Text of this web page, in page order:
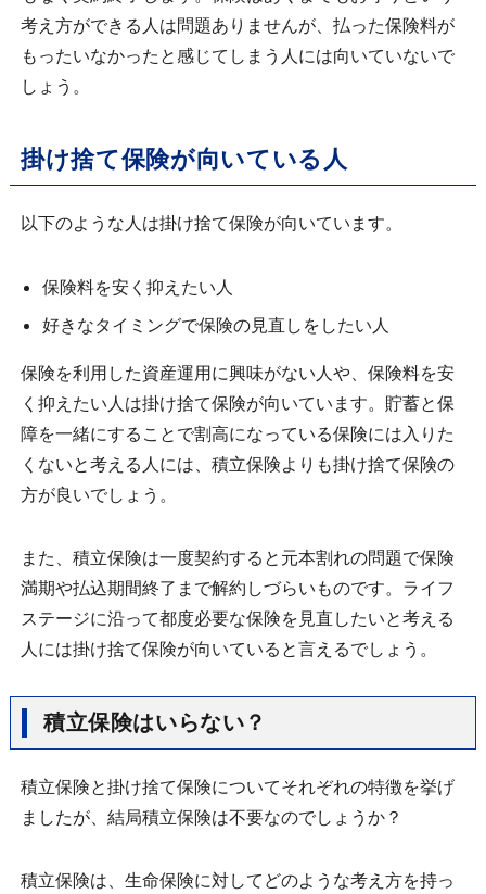
考え方ができる人は問題ありませんが、払った保険料が
もったいなかったと感じてしまう人には向いていないで
しょう。
掛け捨て保険が向いている人
以下のような人は掛け捨て保険が向いています。
保険料を安く抑えたい人
好きなタイミングで保険の見直しをしたい人
保険を利用した資産運用に興味がない人や、保険料を安
く抑えたい人は掛け捨て保険が向いています。貯蓄と保
障を一緒にすることで割高になっている保険には入りた
くないと考える人には、積立保険よりも掛け捨て保険の
方が良いでしょう。
また、積立保険は一度契約すると元本割れの問題で保険
満期や払込期間終了まで解約しづらいものです。ライフ
ステージに沿って都度必要な保険を見直したいと考える
人には掛け捨て保険が向いていると言えるでしょう。
積立保険はいらない？
積立保険と掛け捨て保険についてそれぞれの特徴を挙げ
ましたが、結局積立保険は不要なのでしょうか？
積立保険は、生命保険に対してどのような考え方を持っ